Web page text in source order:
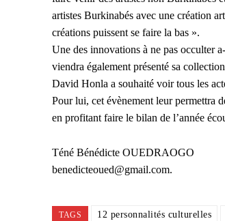
artistes Burkinabés avec une création
créations puissent se faire la bas ».
Une des innovations à ne pas occulter
viendra également présenté sa
David Honla a souhaité voir tous les
Pour lui, cet évènement leur permettra
en profitant faire le bilan de l’année
Téné Bénédicte OUEDRAOGO
benedicteoued@gmail.com.
TAGS 12 personnalités culturelles